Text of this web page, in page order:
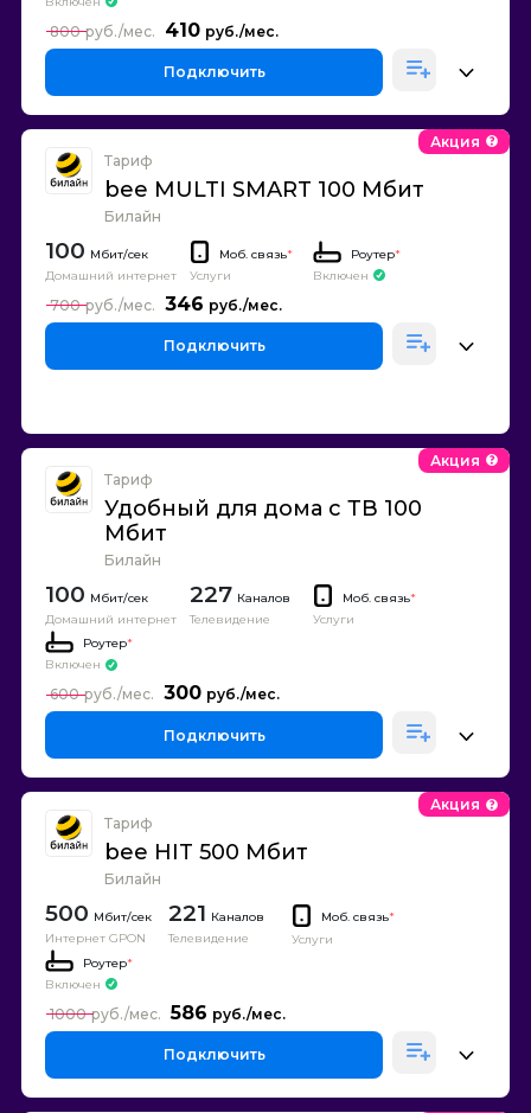
410
800
Подключить
Тариф
bee MULTI SMART 100 Мбит
Билайн
Акция
100
Домашний интернет
Моб. связь*
Услуги
Роутер*
Включен
346
700
Подключить
Тариф
Удобный для дома с ТВ 100
Мбит
Билайн
Акция
100
Домашний интернет
227 Каналов
Телевидение
Моб. связь*
Услуги
Роутер*
Включен
300
600
Подключить
Тариф
bee HIT 500 Мбит
Билайн
Акция
500
Интернет GPON
221 Каналов
Телевидение
Моб. связь*
Услуги
Роутер*
Включен
586
1000
Подключить